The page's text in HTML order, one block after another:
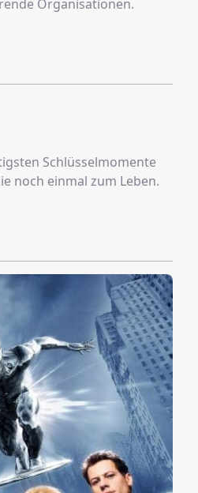
Organisationen.
Schlüsselmomente
noch einmal zum Leben.